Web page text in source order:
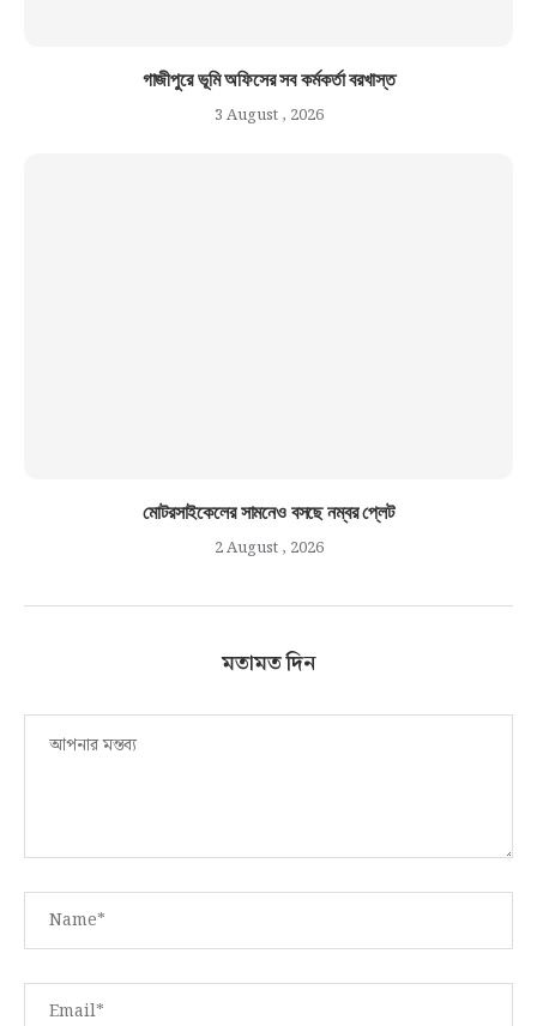
গাজীপুরে ভূমি অফিসের সব কর্মকর্তা বরখাস্ত
3 August , 2026
মোটরসাইকেলের সামনেও বসছে নম্বর প্লেট
2 August , 2026
মতামত দিন